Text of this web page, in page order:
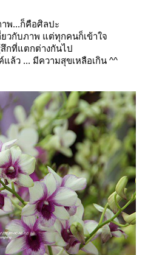
าพ...ก็คือศิลปะ
วกับภาพ แต่ทุกคนก็เข้าใจ
กที่แตกต่างกันไป
แล้ว ... มีความสุขเหลือเกิน ^^